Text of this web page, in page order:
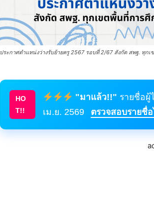
ประกาศตำแหน่งว่างรับย้ายครู 2567 รอบที่ 2/67 สังกัด สพฐ. ทุก
HO
T!!
"มาแล้ว!!" รายชื่อผู้
เม.ย. 2569
ตรวจสอบรายชื่